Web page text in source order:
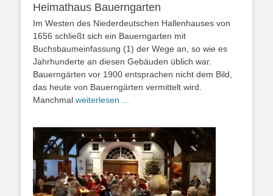
Heimathaus Bauerngarten
Im Westen des Niederdeutschen Hallenhauses von
1656 schließt sich ein Bauerngarten mit
Buchsbaumeinfassung (1) der Wege an, so wie es
Jahrhunderte an diesen Gebäuden üblich war.
Bauerngärten vor 1900 entsprachen nicht dem Bild,
das heute von Bauerngärten vermittelt wird.
Manchmal weiterlesen ...